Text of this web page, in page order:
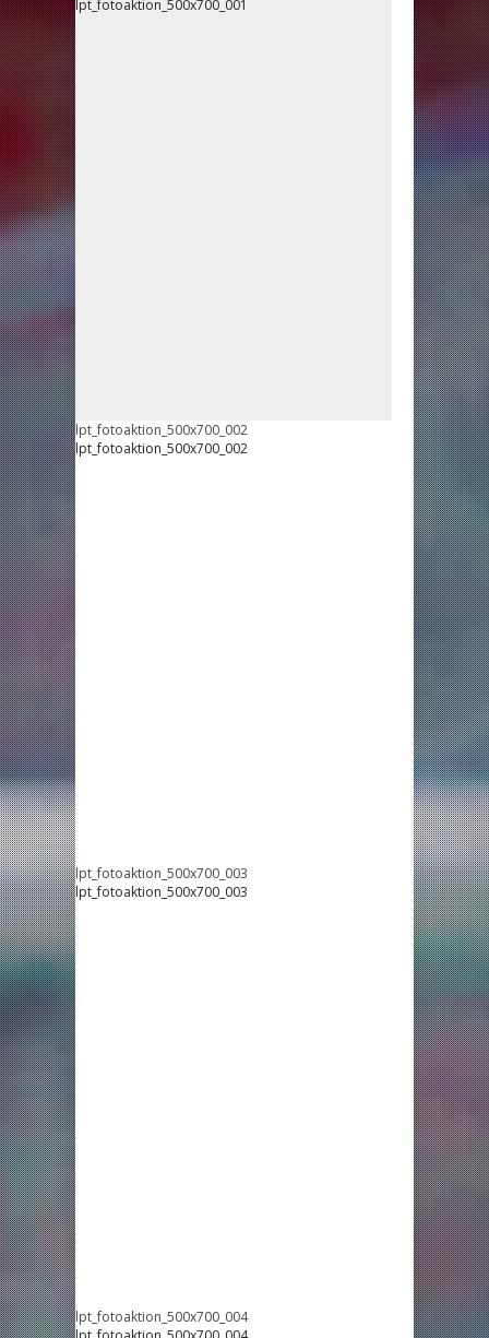
lpt_fotoaktion_500x700_001
lpt_fotoaktion_500x700_002
lpt_fotoaktion_500x700_002
lpt_fotoaktion_500x700_003
lpt_fotoaktion_500x700_003
lpt_fotoaktion_500x700_004